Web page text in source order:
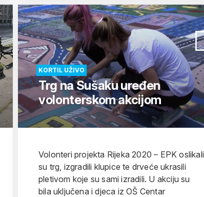
KORTIL UŽIVO
Trg na Sušaku uređen
volonterskom akcijom
Volonteri projekta Rijeka 2020 – EPK oslikali
su trg, izgradili klupice te drveće ukrasili
pletivom koje su sami izradili. U akciju su
bila uključena i djeca iz OŠ Centar